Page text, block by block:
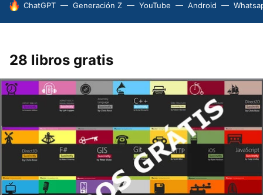
HOY SE HABLA DE
ChatGPT Generación Z YouTube Android
28 libros gratis